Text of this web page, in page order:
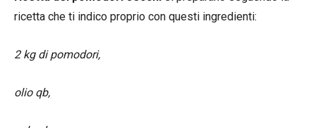
ricetta che ti indico proprio con questi ingredienti:
2 kg di pomodori,
olio qb,